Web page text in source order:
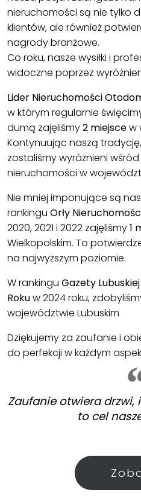
nieruchomości są nie tylko
klientów, ale również
nagrody branżowe.
Co roku, nasze wysiłki i
widoczne poprzez
Lider Nieruchomości
w którym regularnie
dumą zajęliśmy2 miejscew
Kontynuując naszą
zostaliśmy wyróżnieni wśród
nieruchomości w
Nie mniej imponujące są
rankingu Orły
2020, 2021 i 2022 zajęliśmy1
Wielkopolskim. To
na najwyższym poziomie.
W rankingu Gazety
Rokuw 2024 roku,
województwie Lubuskim
Dziękujemy za zaufanie i
do perfekcji w każdym
Zaufanie otwiera
to cel